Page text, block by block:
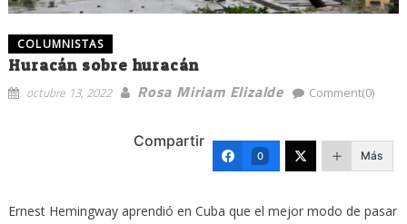
COLUMNISTAS
Huracán sobre huracán
octubre 13, 2022 Rosa Miriam Elizalde Comment(0)
Compartir
0 Más
Ernest Hemingway aprendió en Cuba que el mejor modo de pasar